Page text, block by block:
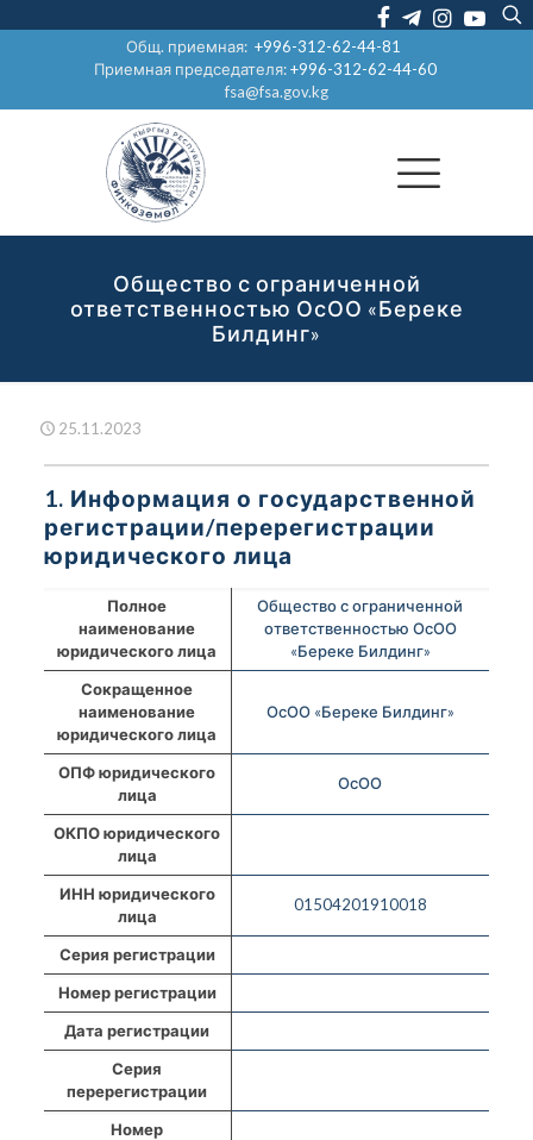
Общ. приемная:+996-312-62-44-81
Приемная председателя:+996-312-62-44-60
fsa@fsa.gov.kg
Общество с ограниченной
ответственностью ОсОО «Береке
Билдинг»
25.11.2023
1. Информация о государственной
регистрации/перерегистрации
юридического лица
Полное
наименование
юридического лица
Общество с ограниченной
ответственностью ОсОО
«Береке Билдинг»
Сокращенное
наименование
юридического лица
ОсОО «Береке Билдинг»
ОПФ юридического
лица
ОсОО
ОКПО юридического
лица
ИНН юридического
лица
01504201910018
Серия регистрации
Номер регистрации
Дата регистрации
Серия
перерегистрации
Номер